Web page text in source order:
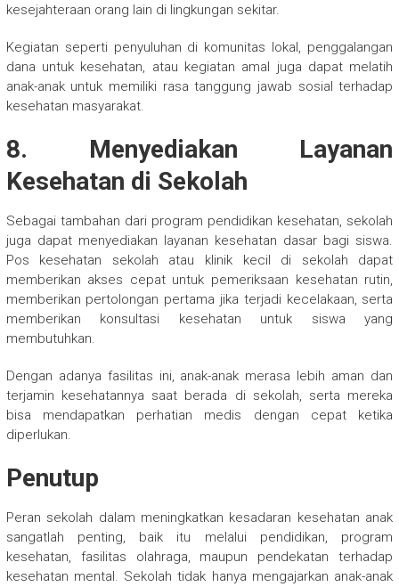
kesejahteraan orang lain di lingkungan sekitar.
Kegiatan seperti penyuluhan di komunitas lokal, penggalangan
dana untuk kesehatan, atau kegiatan amal juga dapat melatih
anak-anak untuk memiliki rasa tanggung jawab sosial terhadap
kesehatan masyarakat.
8. Menyediakan Layanan
Kesehatan di Sekolah
Sebagai tambahan dari program pendidikan kesehatan, sekolah
juga dapat menyediakan layanan kesehatan dasar bagi siswa.
Pos kesehatan sekolah atau klinik kecil di sekolah dapat
memberikan akses cepat untuk pemeriksaan kesehatan rutin,
memberikan pertolongan pertama jika terjadi kecelakaan, serta
memberikan konsultasi kesehatan untuk siswa yang
membutuhkan.
Dengan adanya fasilitas ini, anak-anak merasa lebih aman dan
terjamin kesehatannya saat berada di sekolah, serta mereka
bisa mendapatkan perhatian medis dengan cepat ketika
diperlukan.
Penutup
Peran sekolah dalam meningkatkan kesadaran kesehatan anak
sangatlah penting, baik itu melalui pendidikan, program
kesehatan, fasilitas olahraga, maupun pendekatan terhadap
kesehatan mental. Sekolah tidak hanya mengajarkan anak-anak